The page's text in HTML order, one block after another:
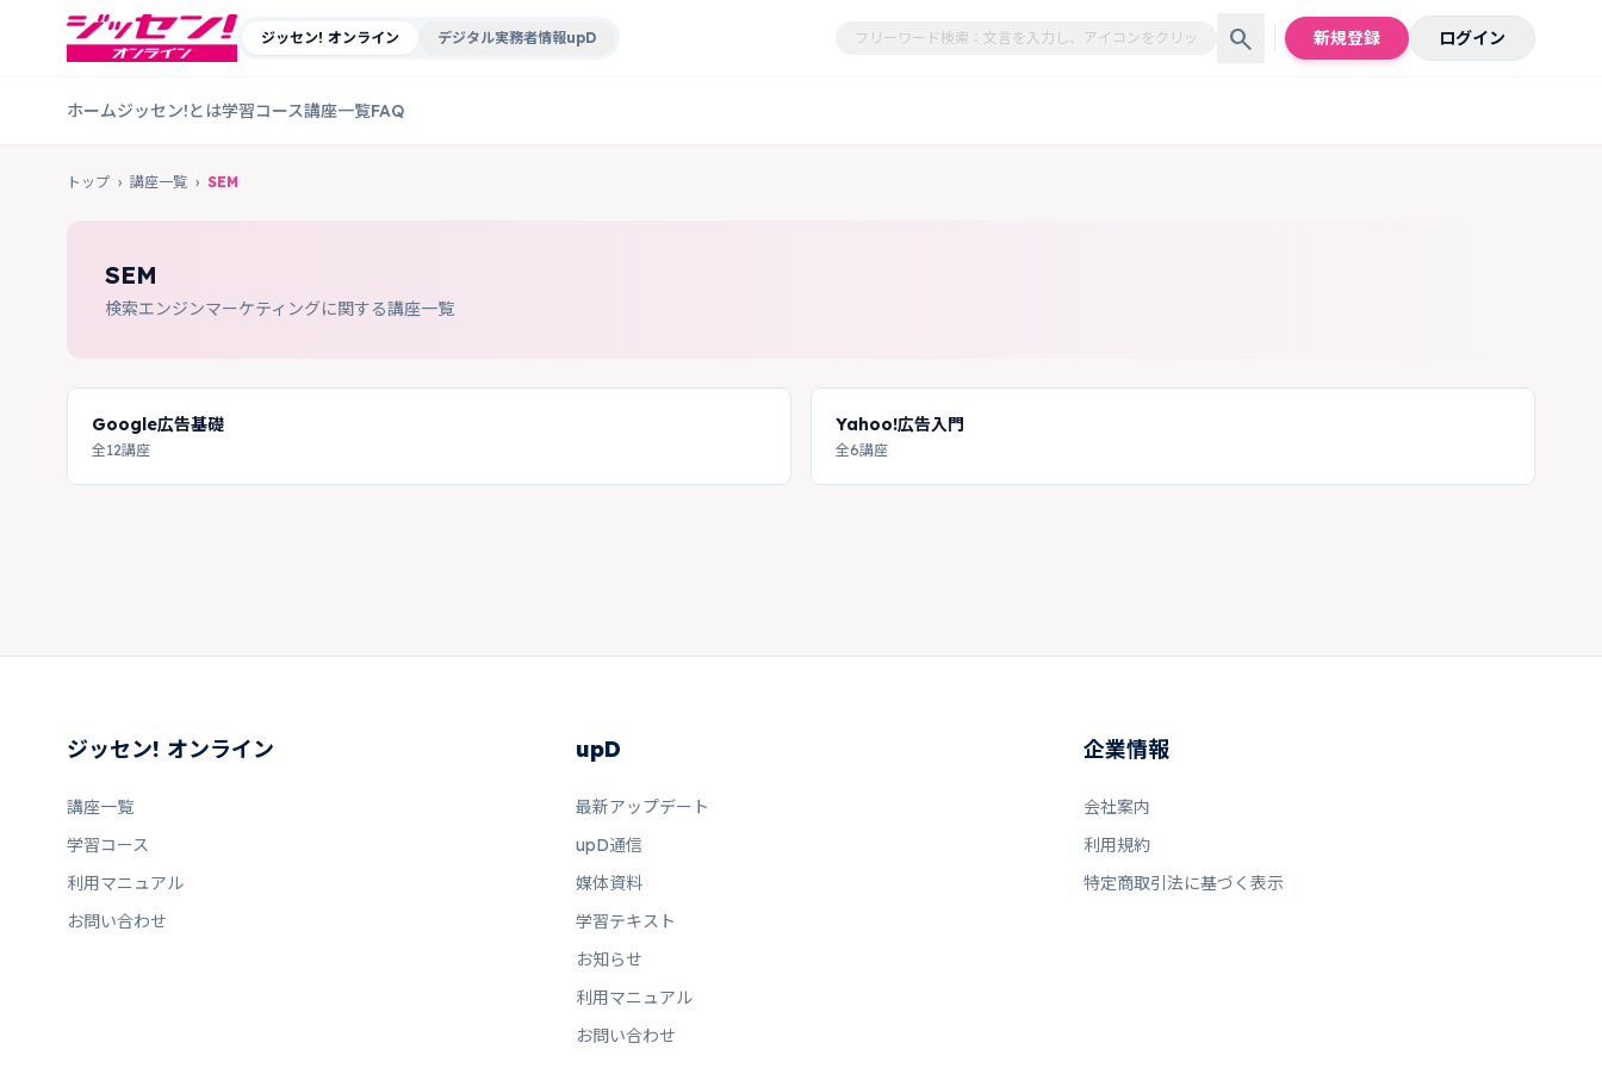
ジッセン! オンライン デジタル実務者情報upD search 新規登録 ログイン
ホームジッセン!とは学習コース講座一覧FAQ
トップ › 講座一覧 › SEM
SEM
検索エンジンマーケティングに関する講座一覧
Google広告基礎
全12講座
Yahoo!広告入門
全6講座
ジッセン! オンライン
講座一覧
学習コース
利用マニュアル
お問い合わせ
企業情報
会社案内
利用規約
特定商取引法に基づく表示
upD
最新アップデート
upD通信
媒体資料
学習テキスト
お知らせ
利用マニュアル
お問い合わせ